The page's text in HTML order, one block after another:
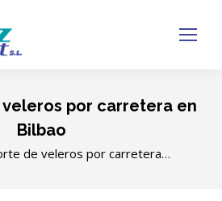
por carretera en
Bilbao
de veleros por carretera…